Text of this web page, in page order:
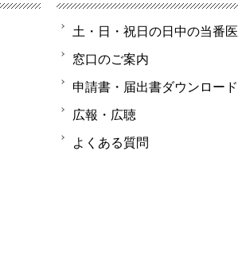
土・日・祝日の日中の当番医
窓口のご案内
申請書・届出書ダウンロード
広報・広聴
よくある質問